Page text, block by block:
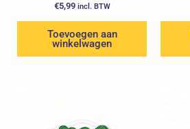
€5,99 incl. BTW
Toevoegen aan
winkelwagen